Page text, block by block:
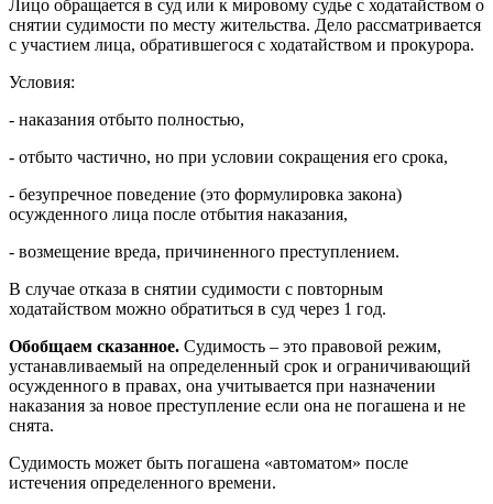
Лицо обращается в суд или к мировому судье с ходатайством о
снятии судимости по месту жительства. Дело рассматривается
с участием лица, обратившегося с ходатайством и прокурора.
Условия:
- наказания отбыто полностью,
- отбыто частично, но при условии сокращения его срока,
- безупречное поведение (это формулировка закона)
осужденного лица после отбытия наказания,
- возмещение вреда, причиненного преступлением.
В случае отказа в снятии судимости с повторным
ходатайством можно обратиться в суд через 1 год.
Обобщаем сказанное. Судимость – это правовой режим,
устанавливаемый на определенный срок и ограничивающий
осужденного в правах, она учитывается при назначении
наказания за новое преступление если она не погашена и не
снята.
Судимость может быть погашена «автоматом» после
истечения определенного времени.